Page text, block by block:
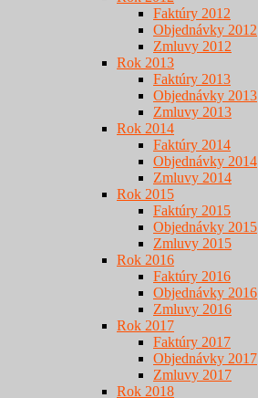
Faktúry 2012
Objednávky 2012
Zmluvy 2012
Rok 2013
Faktúry 2013
Objednávky 2013
Zmluvy 2013
Rok 2014
Faktúry 2014
Objednávky 2014
Zmluvy 2014
Rok 2015
Faktúry 2015
Objednávky 2015
Zmluvy 2015
Rok 2016
Faktúry 2016
Objednávky 2016
Zmluvy 2016
Rok 2017
Faktúry 2017
Objednávky 2017
Zmluvy 2017
Rok 2018